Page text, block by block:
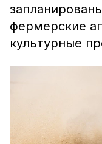
фермерские
культурные